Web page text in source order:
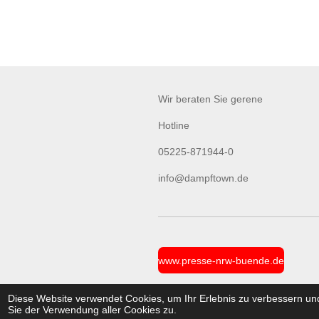
Diese Website verwendet Cookies, um Ihr Erlebnis zu verbessern
Sie der Verwendung aller Cookies zu.
Wir beraten Sie gerene
Hotline
05225-871944-0
info@dampftown.de
www.presse-nrw-buende.de